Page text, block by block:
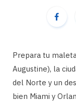
Prepara tu
Augustine), la
del Norte y un
bien Miami y